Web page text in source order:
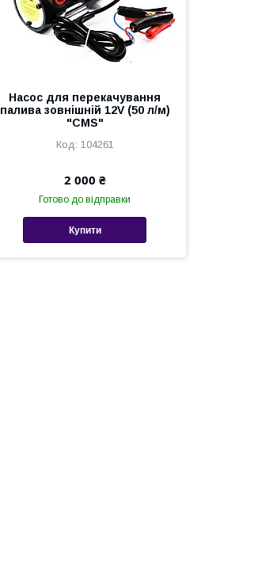
Насос для перекачування
палива зовнішній 12V (50 л/м)
"CMS"
104261
2 000 ₴
Готово до відправки
Купити